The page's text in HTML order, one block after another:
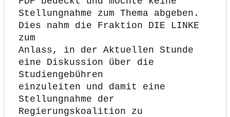
Stellungnahme zum Thema abgeben.
Dies nahm die Fraktion DIE LINKE
zum
Anlass, in der Aktuellen Stunde
eine Diskussion über die
Studiengebühren
einzuleiten und damit eine
Stellungnahme der
Regierungskoalition zu